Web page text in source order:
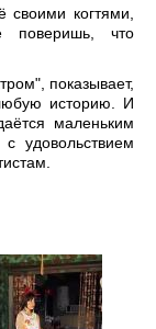
своими когтями,
поверишь, что
показывает,
историю. И
маленьким
удовольствием